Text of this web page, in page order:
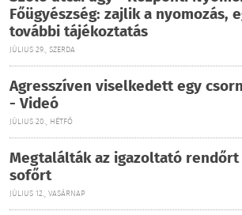
Főügyészség: zajlik a nyomozás,
további tájékoztatás
JÚLIUS 29., SZERDA
Agresszíven viselkedett egy
- Videó
JÚLIUS 20., HÉTFŐ
Megtalálták az igazoltató
sofőrt
JÚLIUS 12., VASÁRNAP